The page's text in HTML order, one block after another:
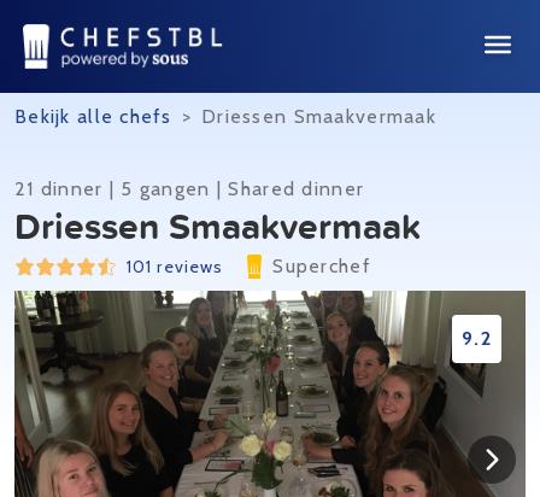
Bekijk alle chefs > Driessen Smaakvermaak
21 dinner | 5 gangen | Shared dinner
Driessen Smaakvermaak
101 reviews Superchef
9.2